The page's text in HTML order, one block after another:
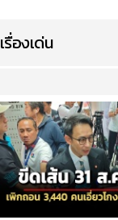
เรื่องเด่น